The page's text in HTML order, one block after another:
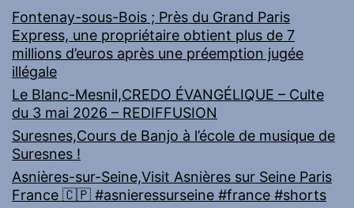
Fontenay-sous-Bois ; Près du Grand Paris
Express, une propriétaire obtient plus de 7
millions d’euros après une préemption jugée
illégale
Le Blanc-Mesnil,CREDO ÉVANGÉLIQUE – Culte
du 3 mai 2026 – REDIFFUSION
Suresnes,Cours de Banjo à l’école de musique de
Suresnes !
Asnières-sur-Seine,Visit Asnières sur Seine Paris
France 🇨🇵 #asnieressurseine #france #shorts